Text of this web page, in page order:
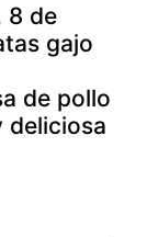
8 de
gajo
de pollo
deliciosa